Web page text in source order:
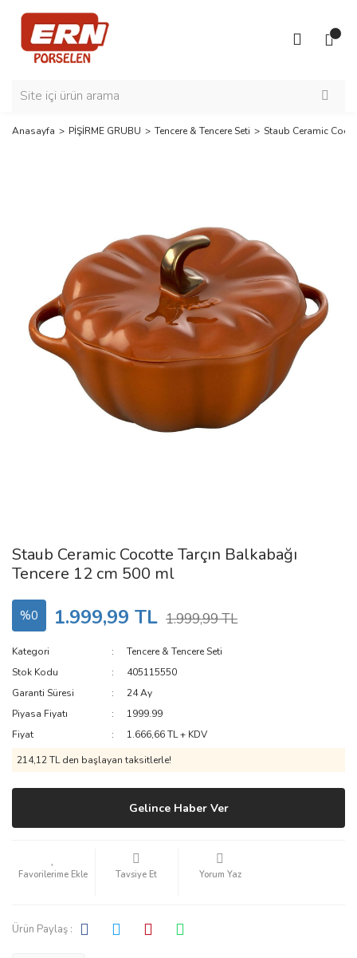
Anasayfa PİŞİRME GRUBU Tencere & Tencere Seti Staub Ceramic
Staub Ceramic Cocotte Tarçın Balkabağı
Tencere 12 cm 500 ml
%0 1.999,99 TL 1.999,99 TL
Kategori
Tencere & Tencere Seti
Stok Kodu
405115550
Garanti Süresi
24 Ay
Piyasa Fiyatı
1999.99
Fiyat
1.666,66 TL + KDV
214,12 TL den başlayan taksitlerle!
Gelince Haber Ver
Tavsiye Et Yorum Yaz
Ürün Paylaş :